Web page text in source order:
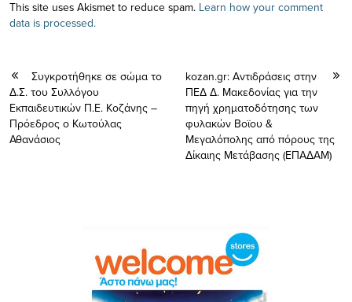
This site uses Akismet to reduce spam. Learn how your comment
data is processed.
Συγκροτήθηκε σε σώμα το
Δ.Σ. του Συλλόγου
Εκπαιδευτικών Π.Ε. Κοζάνης –
Πρόεδρος ο Κωτούλας
Αθανάσιος
kozan.gr: Αντιδράσεις στην
ΠΕΔ Δ. Μακεδονίας για την
πηγή χρηματοδότησης των
φυλακών Βοϊου &
Μεγαλόπολης από πόρους της
Δίκαιης Μετάβασης (ΕΠΑΔΑΜ)